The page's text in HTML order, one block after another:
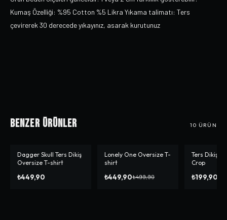
Kumaş Özelliği: %95 Cotton %5 Likra Yıkama talimatı: Ters
çevirerek 30 derecede yıkayınız, asarak kurutunuz
Benzer Ürünler 10 ÜRÜN
Dagger Skull Ters Dikiş
Oversize T-shirt
₺449,90
-%10
Lonely One Oversize T-
shirt
₺449,90₺499,90
-%50
Ters Dikiş
Crop
₺199,90